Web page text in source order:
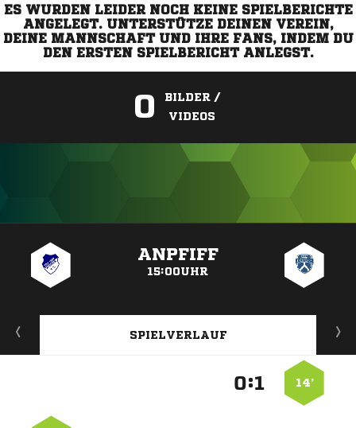
ES WURDEN LEIDER NOCH KEINE SPIELBERICHTE
ANGELEGT. UNTERSTÜTZE DEINEN VEREIN,
DEINE MANNSCHAFT UND IHRE FANS, INDEM DU
DEN ERSTEN SPIELBERICHT ANLEGST.
0
BILDER /
VIDEOS
ANPFIFF
15:00UHR
SPIELVERLAUF
14’
: